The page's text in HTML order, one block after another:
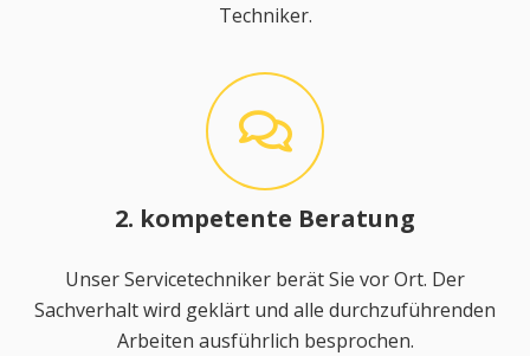
Techniker.
2. kompetente Beratung
Unser Servicetechniker berät Sie vor Ort. Der
Sachverhalt wird geklärt und alle durchzuführenden
Arbeiten ausführlich besprochen.